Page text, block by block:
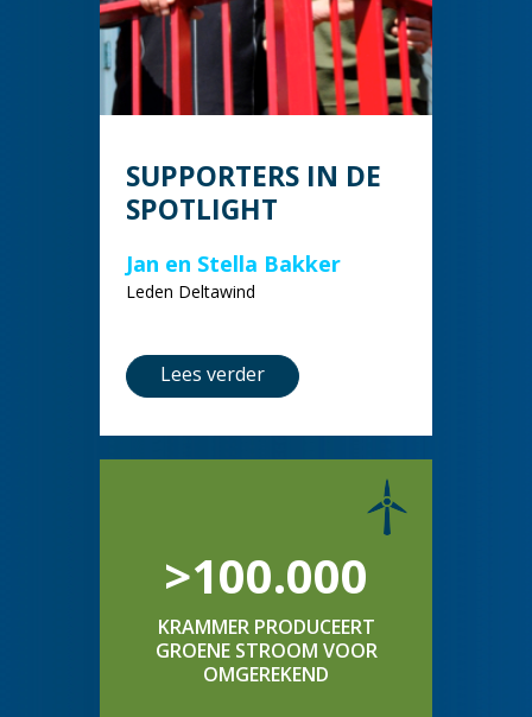
SUPPORTERS IN DE
SPOTLIGHT
Jan en Stella Bakker
Leden Deltawind
Lees verder
>100.000
KRAMMER PRODUCEERT
GROENE STROOM VOOR
OMGEREKEND